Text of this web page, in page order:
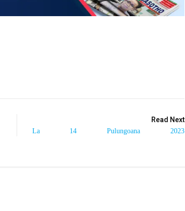
Read Next
La 14 Pulungoana 2023